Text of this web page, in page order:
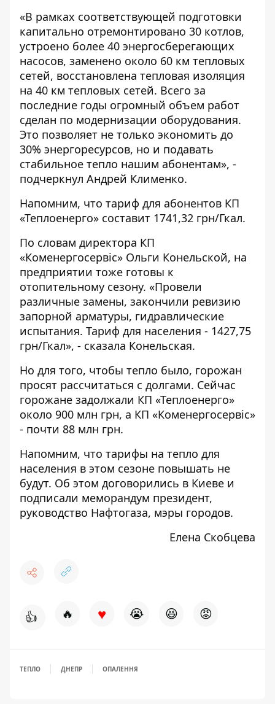
«В рамках соответствующей подготовки
капитально отремонтировано 30 котлов,
устроено более 40 энергосберегающих
насосов, заменено около 60 км тепловых
сетей, восстановлена ​​тепловая изоляция
на 40 км тепловых сетей. Всего за
последние годы огромный объем работ
сделан по модернизации оборудования.
Это позволяет не только экономить до
30% энергоресурсов, но и подавать
стабильное тепло нашим абонентам», -
подчеркнул Андрей Клименко.
Напомним, что тариф для абонентов КП
«Теплоенерго» составит 1741,32 грн/Гкал.
По словам директора КП
«Коменергосервіс» Ольги Конельской, на
предприятии тоже готовы к
отопительному сезону. «Провели
различные замены, закончили ревизию
запорной арматуры, гидравлические
испытания. Тариф для населения - 1427,75
грн/Гкал», - сказала Конельская.
Но для того, чтобы тепло было, горожан
просят рассчитаться с долгами. Сейчас
горожане задолжали КП «Теплоенерго»
около 900 млн грн, а КП «Коменергосервіс»
- почти 88 млн грн.
Напомним, что тарифы на тепло для
населения в этом сезоне повышать не
будут. Об этом договорились в Киеве и
подписали меморандум президент,
руководство Нафтогаза, мэры городов.
Елена Скобцева
👍 🔥 ♥ 😭 😆 😡
ТЕПЛО ДНЕПР ОПАЛЕННЯ